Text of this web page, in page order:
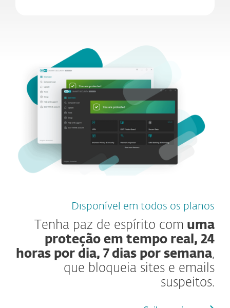
Disponível em todos os planos
Tenha paz de espírito com uma
proteção em tempo real, 24
horas por dia, 7 dias por semana,
que bloqueia sites e emails
suspeitos.